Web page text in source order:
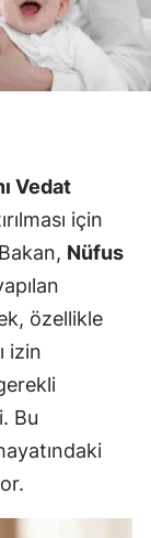
Vedat
için
Nüfus
özellikle
izin
Bu